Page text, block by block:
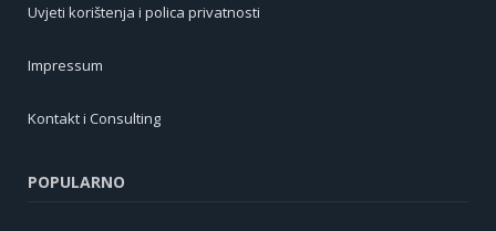
Uvjeti korištenja i polica privatnosti
Impressum
Kontakt i Consulting
POPULARNO